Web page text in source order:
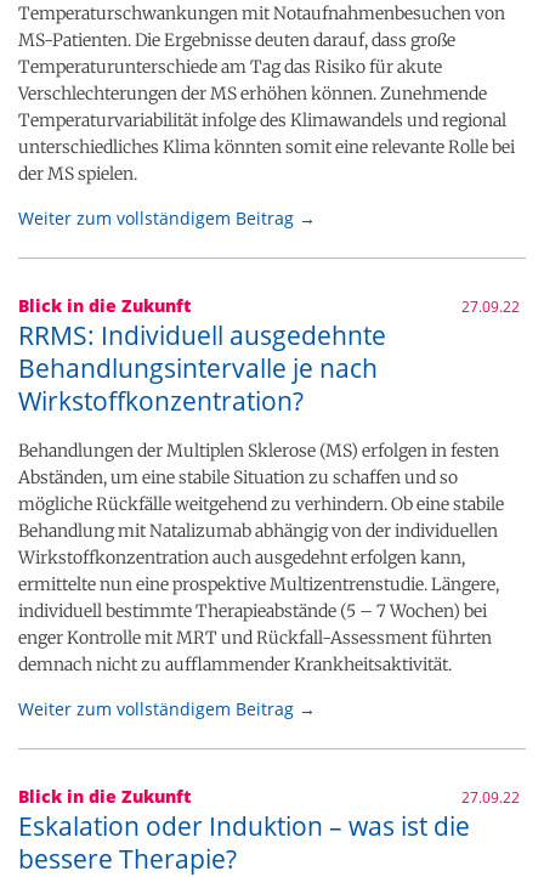
Temperaturschwankungen mit Notaufnahmenbesuchen von
MS-Patienten. Die Ergebnisse deuten darauf, dass große
Temperaturunterschiede am Tag das Risiko für akute
Verschlechterungen der MS erhöhen können. Zunehmende
Temperaturvariabilität infolge des Klimawandels und regional
unterschiedliches Klima könnten somit eine relevante Rolle bei
der MS spielen.
Weiter zum vollständigem Beitrag →
Blick in die Zukunft 27.09.22
RRMS: Individuell ausgedehnte
Behandlungsintervalle je nach
Wirkstoffkonzentration?
Behandlungen der Multiplen Sklerose (MS) erfolgen in festen
Abständen, um eine stabile Situation zu schaffen und so
mögliche Rückfälle weitgehend zu verhindern. Ob eine stabile
Behandlung mit Natalizumab abhängig von der individuellen
Wirkstoffkonzentration auch ausgedehnt erfolgen kann,
ermittelte nun eine prospektive Multizentrenstudie. Längere,
individuell bestimmte Therapieabstände (5 – 7 Wochen) bei
enger Kontrolle mit MRT und Rückfall-Assessment führten
demnach nicht zu aufflammender Krankheitsaktivität.
Weiter zum vollständigem Beitrag →
Blick in die Zukunft 27.09.22
Eskalation oder Induktion – was ist die
bessere Therapie?